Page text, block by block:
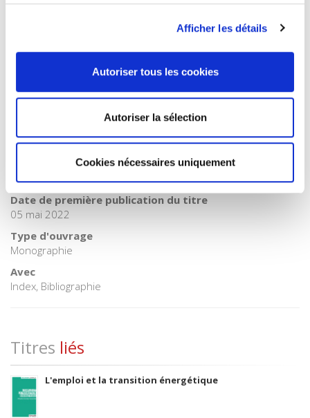
Afficher les détails
Autoriser tous les cookies
Autoriser la sélection
Cookies nécessaires uniquement
Catégorie (éditeur)
Catégorie (éditeur)
Internet Hierarchy>Economie politique
BISAC Subject Heading
KC Economics
Code publique Onix
06 Professionnel et académique
Date de première publication du titre
05 mai 2022
Type d'ouvrage
Monographie
Avec
Index, Bibliographie
Titres liés
L'emploi et la transition énergétique